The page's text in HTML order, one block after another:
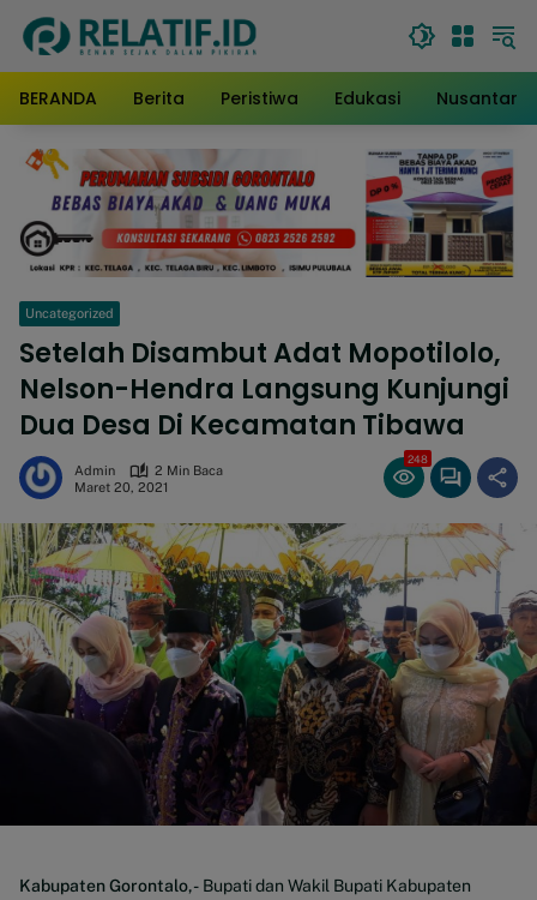
konten
BERANDA Berita Peristiwa Edukasi Nusantara
Uncategorized
Setelah Disambut Adat Mopotilolo,
Nelson-Hendra Langsung Kunjungi
Dua Desa Di Kecamatan Tibawa
Admin
2 Min Baca
Maret 20, 2021
248
Kabupaten Gorontalo,- Bupati dan Wakil Bupati Kabupaten